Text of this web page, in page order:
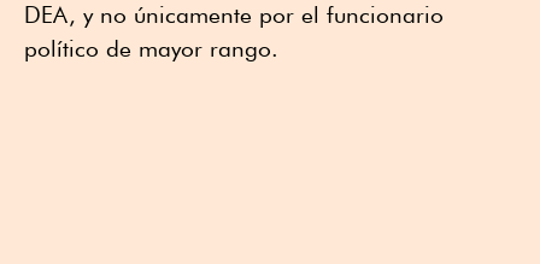
DEA, y no únicamente por el funcionario
político de mayor rango.